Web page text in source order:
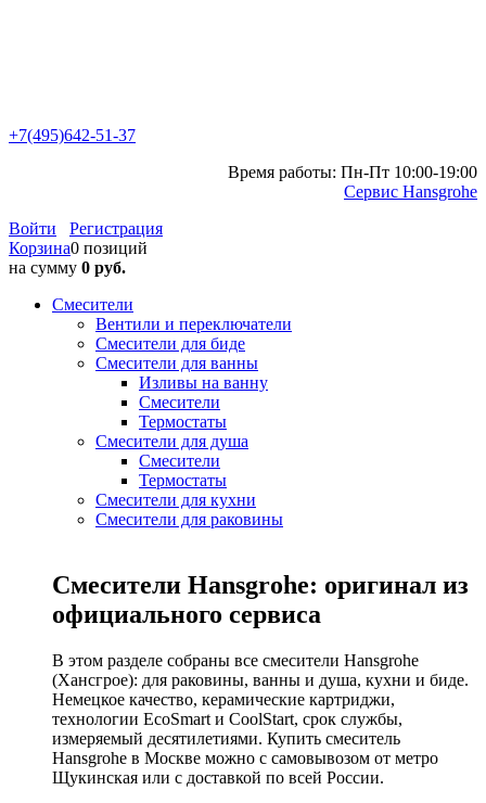
+7(495)642-51-37
Время работы: Пн-Пт 10:00-19:00
Сервис Hansgrohe
Войти
Регистрация
Корзина0 позиций
на сумму 0 руб.
Смесители
Вентили и переключатели
Смесители для биде
Смесители для ванны
Изливы на ванну
Смесители
Термостаты
Смесители для душа
Смесители
Термостаты
Смесители для кухни
Смесители для раковины
Смесители Hansgrohe: оригинал из
официального сервиса
В этом разделе собраны все смесители Hansgrohe
(Хансгрое): для раковины, ванны и душа, кухни и биде.
Немецкое качество, керамические картриджи,
технологии EcoSmart и CoolStart, срок службы,
измеряемый десятилетиями. Купить смеситель
Hansgrohe в Москве можно с самовывозом от метро
Щукинская или с доставкой по всей России.